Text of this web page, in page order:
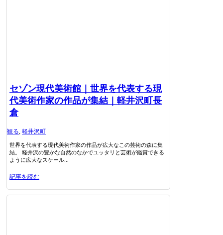
セゾン現代美術館｜世界を代表する現
代美術作家の作品が集結｜軽井沢町長
倉
観る, 軽井沢町
世界を代表する現代美術作家の作品が広大なこの芸術の森に集
結。 軽井沢の豊かな自然のなかでユッタリと芸術が鑑賞できる
ように広大なスケール...
記事を読む